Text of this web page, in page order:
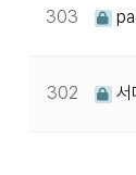
303
302 서